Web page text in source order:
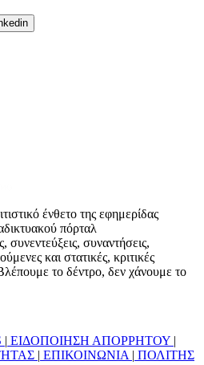
ένθετο της εφημερίδας
πόρταλ
συναντήσεις,
και στατικές, κριτικές
το δέντρο, δεν χάνουμε το
| ΕΙΔΟΠΟΙΗΣΗ ΑΠΟΡΡΗΤΟΥ |
| ΕΠΙΚΟΙΝΩΝΙΑ | ΠΟΛΙΤΗΣ